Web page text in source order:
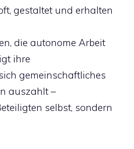
gestaltet und erhalten
die autonome Arbeit
ihre
gemeinschaftliches
auszahlt –
selbst, sondern